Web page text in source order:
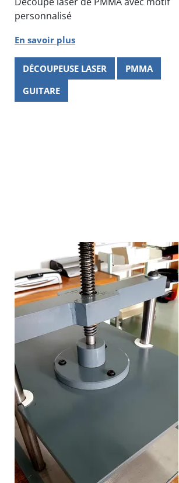
personnalisé
En savoir plus
DÉCOUPEUSE LASER
PMMA
GUITARE